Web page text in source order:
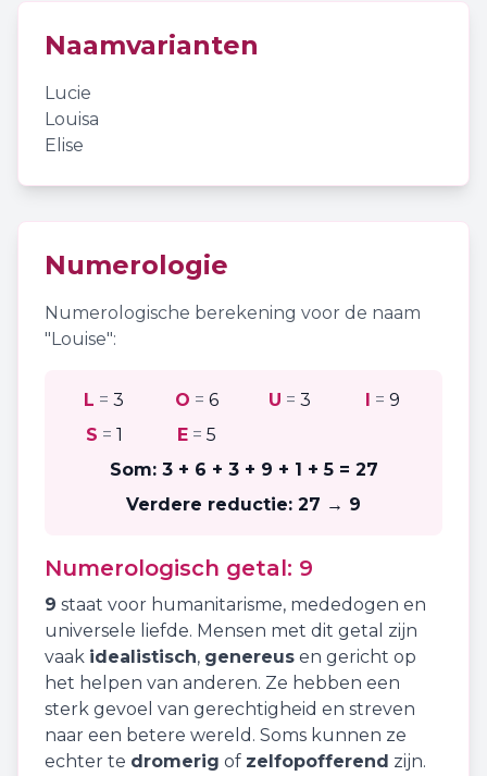
Naamvarianten
Lucie
Louisa
Elise
Numerologie
Numerologische berekening voor de naam
"Louise":
L =3 O =6 U =3 I =9
S = 1 E =5
Som: 3 + 6 + 3 + 9 + 1 + 5= 27
Verdere reductie: 27 → 9
Numerologisch getal: 9
9 staat voor humanitarisme, mededogen en
universele liefde. Mensen met dit getal zijn
vaak idealistisch, genereus en gericht op
het helpen van anderen. Ze hebben een
sterk gevoel van gerechtigheid en streven
naar een betere wereld. Soms kunnen ze
echter te dromerig of zelfopofferend zijn.